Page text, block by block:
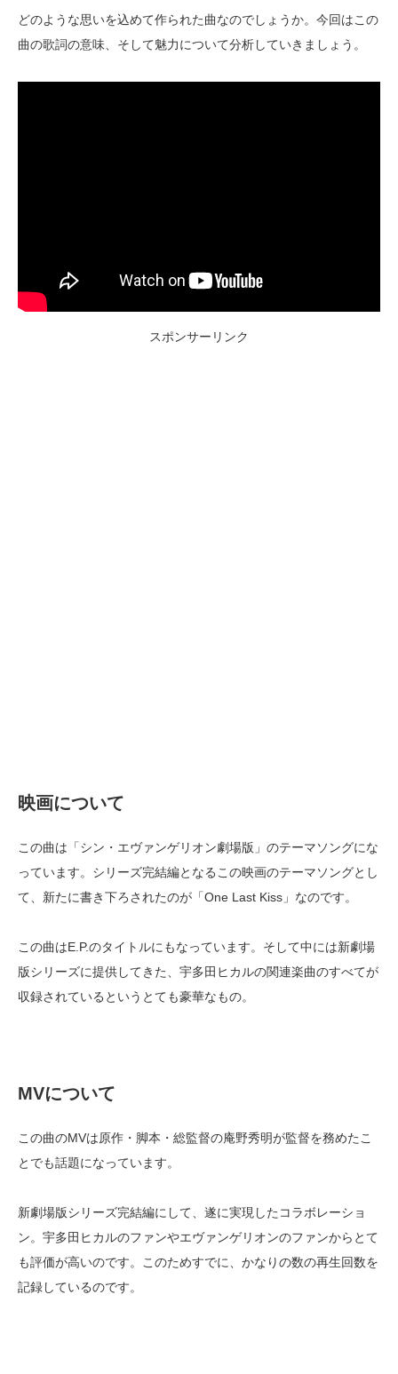
どのような思いを込めて作られた曲なのでしょうか。今回はこの
曲の歌詞の意味、そして魅力について分析していきましょう。
スポンサーリンク
映画について
この曲は「シン・エヴァンゲリオン劇場版」のテーマソングにな
っています。シリーズ完結編となるこの映画のテーマソングとし
て、新たに書き下ろされたのが「One Last Kiss」なのです。
この曲はE.P.のタイトルにもなっています。そして中には新劇場
版シリーズに提供してきた、宇多田ヒカルの関連楽曲のすべてが
収録されているというとても豪華なもの。
MVについて
この曲のMVは原作・脚本・総監督の庵野秀明が監督を務めたこ
とでも話題になっています。
新劇場版シリーズ完結編にして、遂に実現したコラボレーショ
ン。宇多田ヒカルのファンやエヴァンゲリオンのファンからとて
も評価が高いのです。このためすでに、かなりの数の再生回数を
記録しているのです。